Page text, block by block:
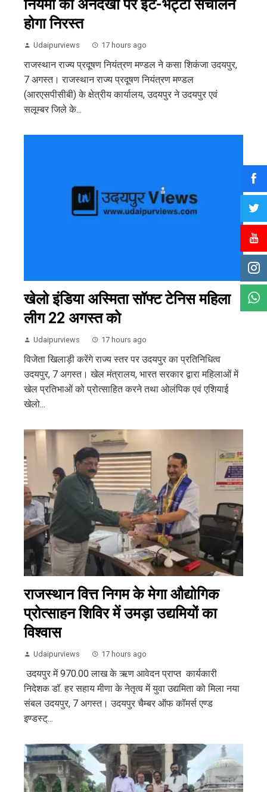
नियमों की अनदेखी पर ईंट-भट्टा संचालन
होगा निरस्त
Udaipurviews 17 hours ago
राजस्थान राज्य प्रदूषण नियंत्रण मण्डल ने कसा शिकंजा उदयपुर,
7 अगस्त। राजस्थान राज्य प्रदूषण नियंत्रण मण्डल
(आरएसपीसीबी) के क्षेत्रीय कार्यालय, उदयपुर ने उदयपुर एवं
सलूम्बर जिले के...
खेलो इंडिया अस्मिता सॉफ्ट टेनिस महिला
लीग 22 अगस्त को
Udaipurviews 17 hours ago
विजेता खिलाड़ी करेंगे राज्य स्तर पर उदयपुर का प्रतिनिधित्व
उदयपुर, 7 अगस्त। खेल मंत्रालय, भारत सरकार द्वारा महिलाओं में
खेल प्रतिभाओं को प्रोत्साहित करने तथा ओलंपिक एवं एशियाई
खेलो...
राजस्थान वित्त निगम के मेगा औद्योगिक
प्रोत्साहन शिविर में उमड़ा उद्यमियों का
विश्वास
Udaipurviews 17 hours ago
उदयपुर में 970.00 लाख के ऋण आवेदन प्राप्त कार्यकारी
निदेशक डॉ. हर सहाय मीणा के नेतृत्व में युवा उद्यमिता को मिला नया
संबल उदयपुर, 7 अगस्त। उदयपुर चैम्बर ऑफ कॉमर्स एण्ड
इण्डस्ट्...